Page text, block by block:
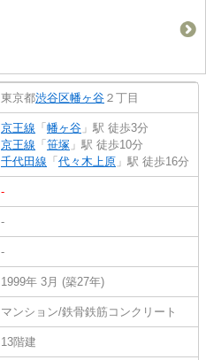
東京都渋谷区幡ヶ谷 ２丁目
京王線 「 幡ヶ谷 」駅 徒歩3分
京王線 「 笹塚 」駅 徒歩10分
千代田線 「 代々木上原 」駅 徒歩16分
-
-
-
1999年 3月 (築27年)
マンション/鉄骨鉄筋コンクリート
13階建